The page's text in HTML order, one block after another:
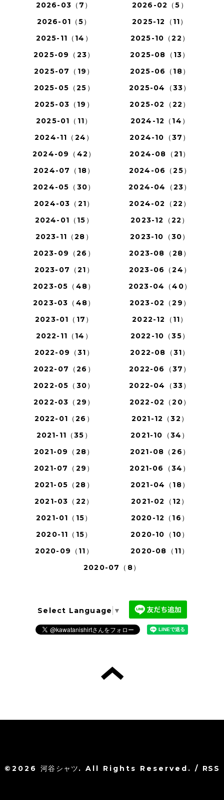
2026-03（7）
2026-02（5）
2026-01（5）
2025-12（11）
2025-11（14）
2025-10（22）
2025-09（23）
2025-08（13）
2025-07（19）
2025-06（18）
2025-05（25）
2025-04（33）
2025-03（19）
2025-02（22）
2025-01（11）
2024-12（14）
2024-11（24）
2024-10（37）
2024-09（42）
2024-08（21）
2024-07（18）
2024-06（25）
2024-05（30）
2024-04（23）
2024-03（21）
2024-02（22）
2024-01（15）
2023-12（22）
2023-11（28）
2023-10（30）
2023-09（26）
2023-08（28）
2023-07（21）
2023-06（24）
2023-05（48）
2023-04（40）
2023-03（48）
2023-02（29）
2023-01（17）
2022-12（11）
2022-11（14）
2022-10（35）
2022-09（31）
2022-08（31）
2022-07（26）
2022-06（37）
2022-05（30）
2022-04（33）
2022-03（29）
2022-02（20）
2022-01（26）
2021-12（32）
2021-11（35）
2021-10（34）
2021-09（28）
2021-08（26）
2021-07（29）
2021-06（34）
2021-05（28）
2021-04（18）
2021-03（22）
2021-02（12）
2021-01（15）
2020-12（16）
2020-11（15）
2020-10（10）
2020-09（11）
2020-08（11）
2020-07（8）
Select Language ▼
©2026河谷シャツ. All Rights Reserved. / RSS